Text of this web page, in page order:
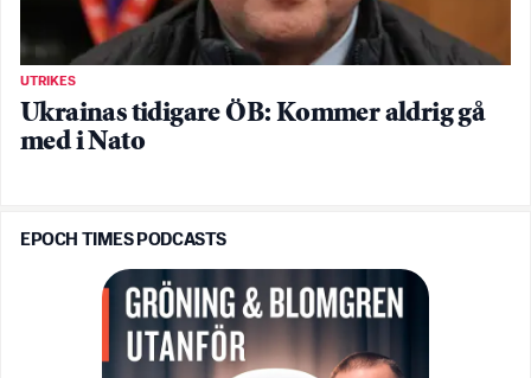
UTRIKES
Ukrainas tidigare ÖB: Kommer aldrig gå
med i Nato
EPOCH TIMES PODCASTS